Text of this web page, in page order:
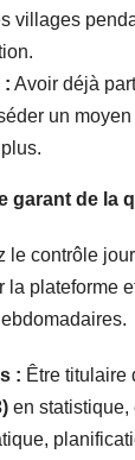
villages
: Avoir déjà
un
garant de la
le contrôle
la plateforme
: Être titulaire
en statistique,